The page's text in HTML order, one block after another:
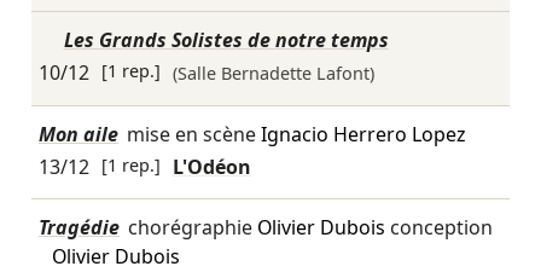
Les Grands Solistes de notre temps
10/12 [1 rep.] (Salle Bernadette Lafont)
Mon aile mise en scèneIgnacio Herrero Lopez
13/12 [1 rep.] L'Odéon
Tragédie chorégraphie Olivier Dubois conception
Olivier Dubois